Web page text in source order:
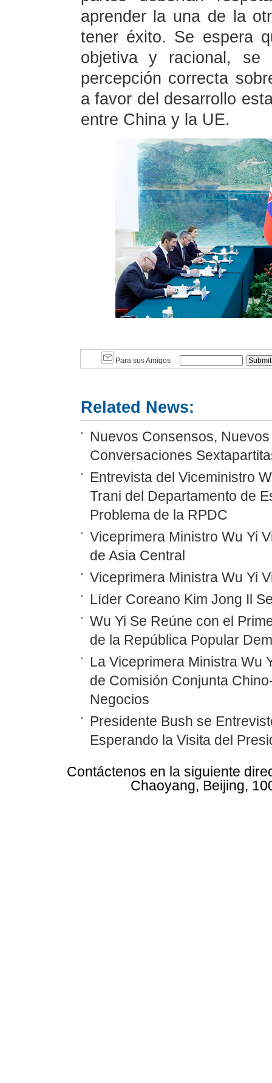
aprender la una de la
tener éxito. Se espera
objetiva y racional, se
percepción correcta
a favor del desarrollo
entre China y la UE.
Para sus Amigos
Related News:
Nuevos Consensos,
Conversaciones
Entrevista del Viceministro
Trani del Departamento de
Problema de la RPDC
Viceprimera Ministro Wu Yi
de Asia Central
Viceprimera Ministra Wu Yi
Líder Coreano Kim Jong Il
Wu Yi Se Reúne con el
de la República Popular
La Viceprimera Ministra Wu
de Comisión Conjunta
Negocios
Presidente Bush se
Esperando la Visita del
Contáctenos en la siguiente
Chaoyang, Beijing,